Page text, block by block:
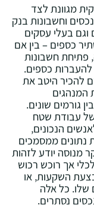
מגוונת לצד
וחשבונות בנק
וגם בעלי עסקים
כספים – בין אם
חשבונות
להעברות כספים.
להכיר היטב את
המנהגים
גורמים שונים.
של עבודת שטח
הנכונים‚
נתונים ממסמכים
מנוסה יודע לזהות
אך רוכש רכוש
השקעות‚ או
כל אלה
נסתרים.